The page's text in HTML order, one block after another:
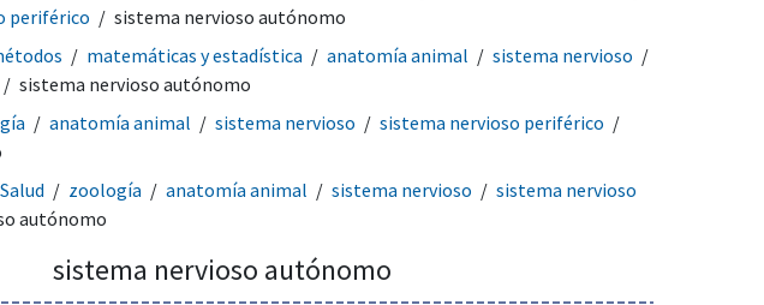
periférico sistema nervioso autónomo
matemáticas y estadística anatomía animal
sistema nervioso
sistema nervioso autónomo
anatomía animal sistema nervioso
sistema nervioso periférico
zoología anatomía animal sistema nervioso
sistema nervioso
autónomo
sistema nervioso autónomo